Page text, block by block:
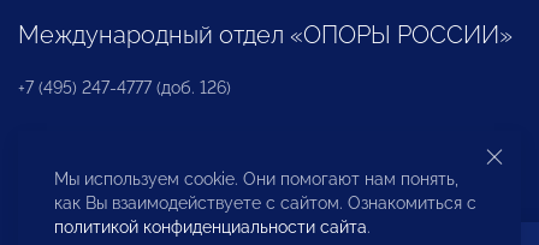
Международный отдел «ОПОРЫ РОССИИ»
+7 (495) 247-4777 (доб. 126)
Бюро по защите прав предпринимателей и
инвесторов
Мы используем cookie. Они помогают нам понять,
как Вы взаимодействуете с сайтом. Ознакомиться с
политикой конфиденциальности сайта.